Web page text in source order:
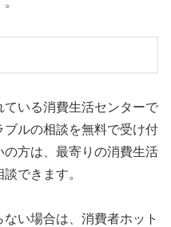
いる消費生活センターで
ルの相談を無料で受け付
方は、最寄りの消費生活
できます。
い場合は、消費者ホット